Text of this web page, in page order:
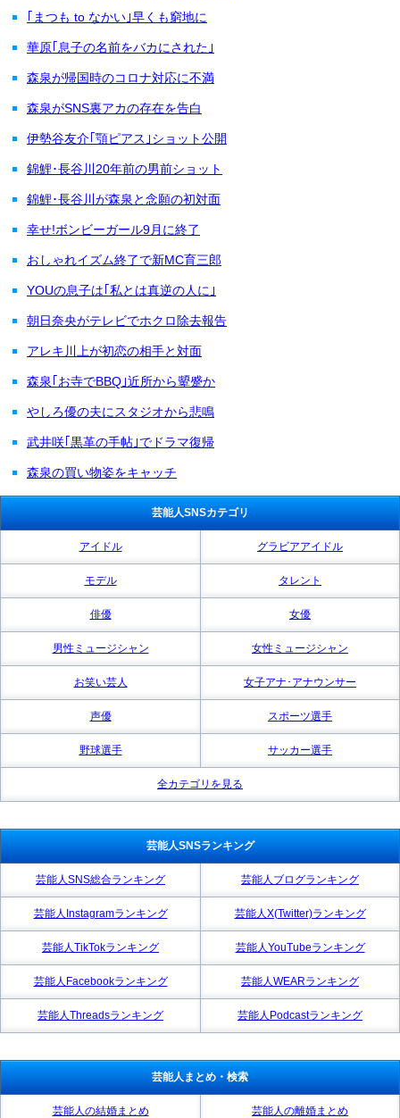
｢まつも to なかい｣早くも窮地に
華原｢息子の名前をバカにされた｣
森泉が帰国時のコロナ対応に不満
森泉がSNS裏アカの存在を告白
伊勢谷友介｢顎ピアス｣ショット公開
錦鯉･長谷川20年前の男前ショット
錦鯉･長谷川が森泉と念願の初対面
幸せ!ボンビーガール9月に終了
おしゃれイズム終了で新MC育三郎
YOUの息子は｢私とは真逆の人に｣
朝日奈央がテレビでホクロ除去報告
アレキ川上が初恋の相手と対面
森泉｢お寺でBBQ｣近所から顰蹙か
やしろ優の夫にスタジオから悲鳴
武井咲｢黒革の手帖｣でドラマ復帰
森泉の買い物姿をキャッチ
芸能人SNSカテゴリ
アイドル グラビアアイドル
モデル タレント
俳優 女優
男性ミュージシャン 女性ミュージシャン
お笑い芸人 女子アナ･アナウンサー
声優 スポーツ選手
野球選手 サッカー選手
全カテゴリを見る
芸能人SNSランキング
芸能人SNS総合ランキング 芸能人ブログランキング
芸能人Instagramランキング 芸能人X(Twitter)ランキング
芸能人TikTokランキング 芸能人YouTubeランキング
芸能人Facebookランキング 芸能人WEARランキング
芸能人Threadsランキング 芸能人Podcastランキング
芸能人まとめ・検索
芸能人の結婚まとめ 芸能人の離婚まとめ